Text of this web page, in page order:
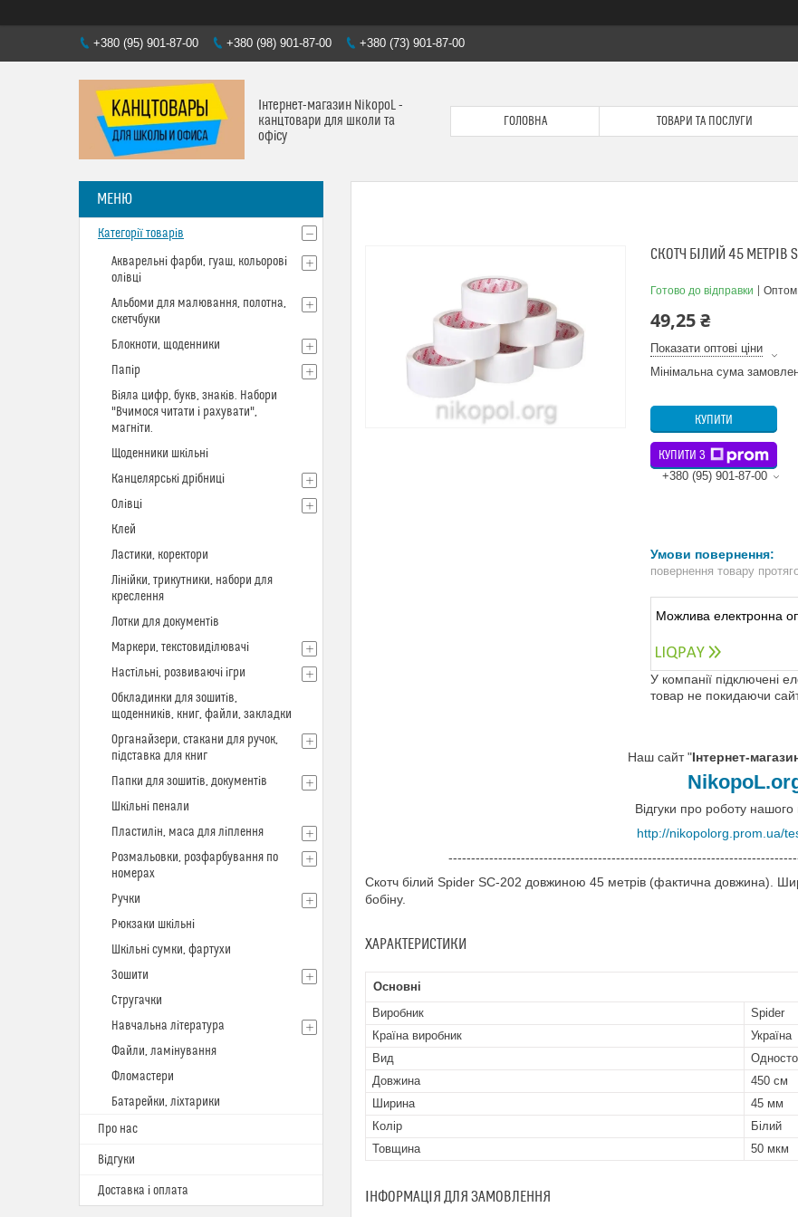
+380 (95) 901-87-00 +380 (98) 901-87-00 +380 (73) 901-87-00
Інтернет-магазин NikopoL -
канцтовари для школи та
офісу
ГОЛОВНА ТОВАРИ ТА ПОСЛУГИ
СКОТЧ БІЛИЙ 45 МЕТРІВ
Готово до відправки Оптом
49,25 ₴
Показати оптові ціни
Мінімальна сума
КУПИТИ
КУПИТИ З
+380 (95) 901-87-00
повернення товару
У компанії підключені
товар не покидаючи
Наш сайт "Інтернет-
Відгуки про роботу нашого
http://nikopolorg.prom.ua/
Скотч білий Spider SC-202 довжиною 45 метрів (фактична довжина).
бобіну.
ХАРАКТЕРИСТИКИ
Основні
Виробник
Spider
Країна виробник
Україна
Вид
Довжина
450 см
Ширина
45 мм
Колір
Білий
Товщина
50 мкм
ІНФОРМАЦІЯ ДЛЯ ЗАМОВЛЕННЯ
Категорії товарів
Акварельні фарби, гуаш, кольорові
олівці
Альбоми для малювання, полотна,
скетчбуки
Блокноти, щоденники
Папір
Віяла цифр, букв, знаків. Набори
"Вчимося читати і рахувати",
магніти.
Щоденники шкільні
Канцелярські дрібниці
Олівці
Клей
Ластики, коректори
Лінійки, трикутники, набори для
креслення
Лотки для документів
Маркери, текстовиділювачі
Настільні, розвиваючі ігри
Обкладинки для зошитів,
щоденників, книг, файли, закладки
Органайзери, стакани для ручок,
підставка для книг
Папки для зошитів, документів
Шкільні пенали
Пластилін, маса для ліплення
Розмальовки, розфарбування по
номерах
Ручки
Рюкзаки шкільні
Шкільні сумки, фартухи
Зошити
Стругачки
Навчальна література
Файли, ламінування
Фломастери
Батарейки, ліхтарики
Про нас
Відгуки
Доставка і оплата